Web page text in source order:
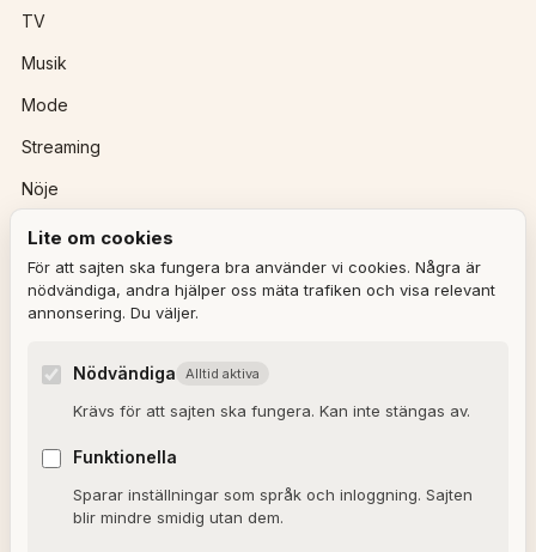
TV
Musik
Mode
Streaming
Nöje
Ulla Granqvist
Lite om cookies
För att sajten ska fungera bra använder vi cookies. Några är
nödvändiga, andra hjälper oss mäta trafiken och visa relevant
annonsering. Du väljer.
Nödvändiga Alltid aktiva
Krävs för att sajten ska fungera. Kan inte stängas av.
Funktionella
Sparar inställningar som språk och inloggning. Sajten
blir mindre smidig utan dem.